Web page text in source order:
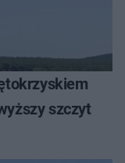
szczyt